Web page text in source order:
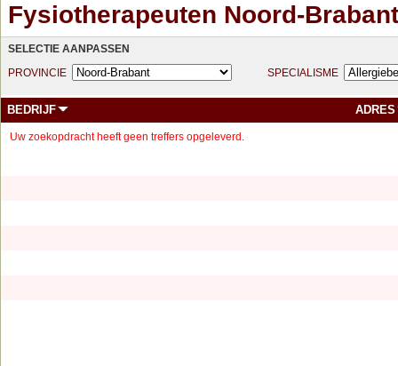
Fysiotherapeuten Noord-Brabant
SELECTIE AANPASSEN
PROVINCIE
SPECIALISME
BEDRIJF ADRES
Uw zoekopdracht heeft geen treffers opgeleverd.